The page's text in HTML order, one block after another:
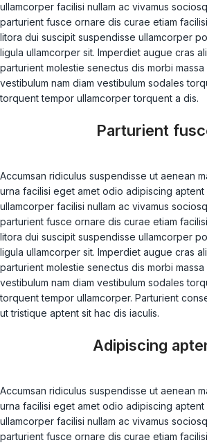
ullamcorper facilisi nullam ac vivamus
parturient fusce ornare dis curae etiam
litora dui suscipit suspendisse ullamcorper
ligula ullamcorper sit. Imperdiet augue cras
parturient molestie senectus dis morbi
vestibulum nam diam vestibulum sodales
torquent tempor ullamcorper torquent a dis.
Parturient
Accumsan ridiculus suspendisse ut aenean
urna facilisi eget amet odio adipiscing aptent
ullamcorper facilisi nullam ac vivamus
parturient fusce ornare dis curae etiam
litora dui suscipit suspendisse ullamcorper
ligula ullamcorper sit. Imperdiet augue cras
parturient molestie senectus dis morbi
vestibulum nam diam vestibulum sodales
torquent tempor ullamcorper. Parturient
ut tristique aptent sit hac dis iaculis.
Adipiscing
Accumsan ridiculus suspendisse ut aenean
urna facilisi eget amet odio adipiscing aptent
ullamcorper facilisi nullam ac vivamus
parturient fusce ornare dis curae etiam